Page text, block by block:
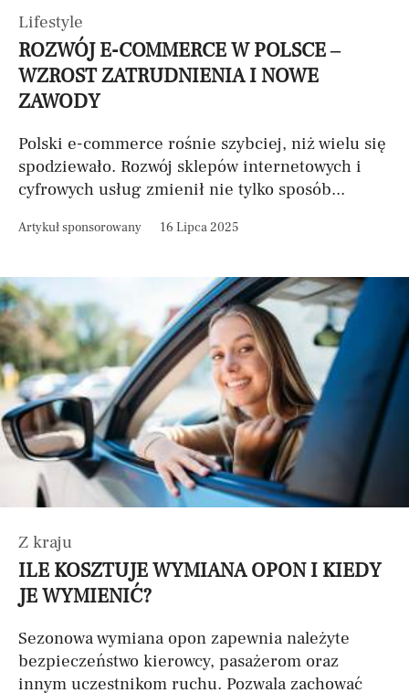
Lifestyle
ROZWÓJ E-COMMERCE W POLSCE –
WZROST ZATRUDNIENIA I NOWE
ZAWODY
Polski e-commerce rośnie szybciej, niż wielu się
spodziewało. Rozwój sklepów internetowych i
cyfrowych usług zmienił nie tylko sposób...
Artykuł sponsorowany 16 Lipca 2025
Z kraju
ILE KOSZTUJE WYMIANA OPON I KIEDY
JE WYMIENIĆ?
Sezonowa wymiana opon zapewnia należyte
bezpieczeństwo kierowcy, pasażerom oraz
innym uczestnikom ruchu. Pozwala zachować